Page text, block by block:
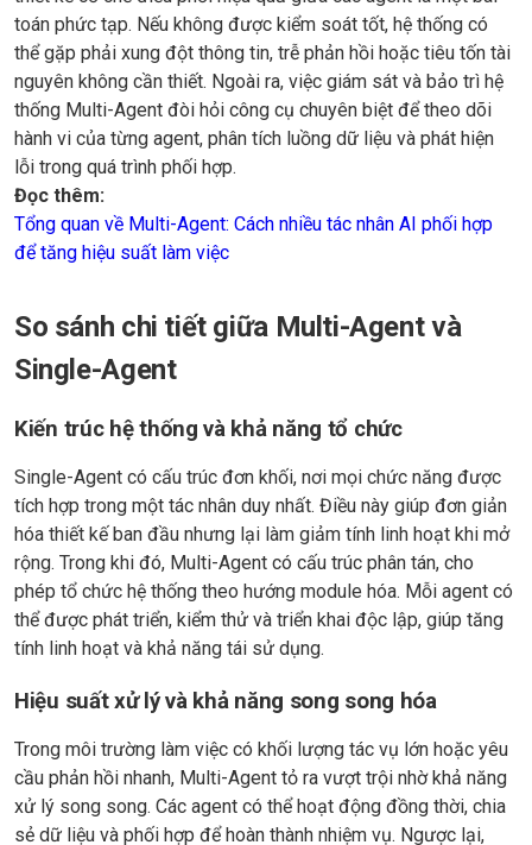
toán phức tạp. Nếu không được kiểm soát tốt, hệ thống có
thể gặp phải xung đột thông tin, trễ phản hồi hoặc tiêu tốn tài
nguyên không cần thiết. Ngoài ra, việc giám sát và bảo trì hệ
thống Multi-Agent đòi hỏi công cụ chuyên biệt để theo dõi
hành vi của từng agent, phân tích luồng dữ liệu và phát hiện
lỗi trong quá trình phối hợp.
Đọc thêm:
Tổng quan về Multi-Agent: Cách nhiều tác nhân AI phối hợp
để tăng hiệu suất làm việc
So sánh chi tiết giữa Multi-Agent và
Single-Agent
Kiến trúc hệ thống và khả năng tổ chức
Single-Agent có cấu trúc đơn khối, nơi mọi chức năng được
tích hợp trong một tác nhân duy nhất. Điều này giúp đơn giản
hóa thiết kế ban đầu nhưng lại làm giảm tính linh hoạt khi mở
rộng. Trong khi đó, Multi-Agent có cấu trúc phân tán, cho
phép tổ chức hệ thống theo hướng module hóa. Mỗi agent có
thể được phát triển, kiểm thử và triển khai độc lập, giúp tăng
tính linh hoạt và khả năng tái sử dụng.
Hiệu suất xử lý và khả năng song song hóa
Trong môi trường làm việc có khối lượng tác vụ lớn hoặc yêu
cầu phản hồi nhanh, Multi-Agent tỏ ra vượt trội nhờ khả năng
xử lý song song. Các agent có thể hoạt động đồng thời, chia
sẻ dữ liệu và phối hợp để hoàn thành nhiệm vụ. Ngược lại,